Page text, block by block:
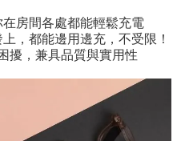
房間各處都能輕鬆充電
，都能邊用邊充，不受限！
擾，兼具品質與實用性